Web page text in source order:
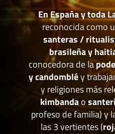
En España y toda
reconocida como
santeras /
brasileña y
conocedora de la
y candombléy
y religiones más
kimbandao
profeso de familia) y
las 3 vertientes (